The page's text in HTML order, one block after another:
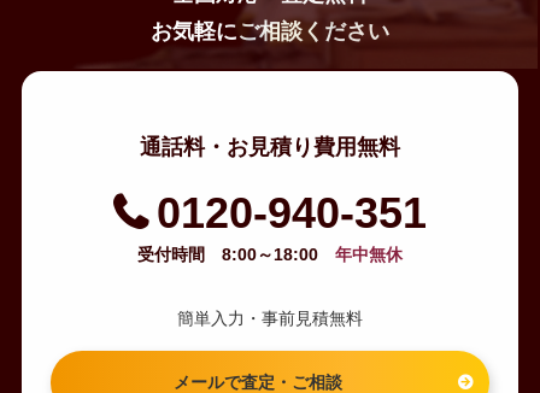
お気軽にご相談ください
通話料・お見積り費用無料
0120-940-351
受付時間 8:00～18:00 年中無休
簡単入力・事前見積無料
メールで査定・ご相談